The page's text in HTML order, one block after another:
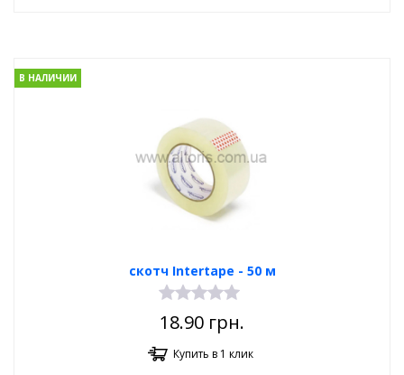
скотч Intertape - 50 м
В НАЛИЧИИ
18.90 грн.
Купить в 1 клик